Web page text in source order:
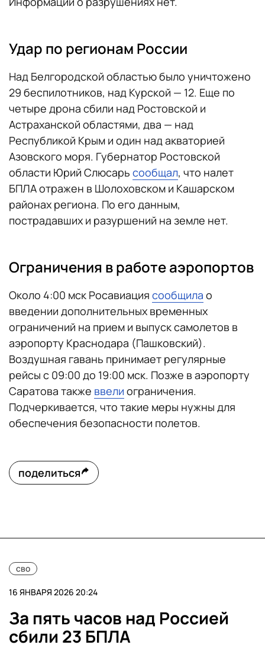
Удар по регионам России
Над Белгородской областью было уничтожено
29 беспилотников, над Курской — 12. Еще по
четыре дрона сбили над Ростовской и
Астраханской областями, два — над
Республикой Крым и один над акваторией
Азовского моря. Губернатор Ростовской
области Юрий Слюсарь сообщал, что налет
БПЛА отражен в Шолоховском и Кашарском
районах региона. По его данным,
пострадавших и разуршений на земле нет.
Ограничения в работе аэропортов
Около 4:00 мск Росавиация сообщила о
введении дополнительных временных
ограничений на прием и выпуск самолетов в
аэропорту Краснодара (Пашковский).
Воздушная гавань принимает регулярные
рейсы с 09:00 до 19:00 мск. Позже в аэропорту
Саратова также ввели ограничения.
Подчеркивается, что такие меры нужны для
обеспечения безопасности полетов.
поделиться
сво
16 ЯНВАРЯ 2026 20:24
За пять часов над Россией
сбили 23 БПЛА